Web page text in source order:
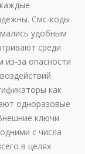
Смс-коды
удобным
среди
за опасности
как
одноразовые
ключи
с числа
в целях